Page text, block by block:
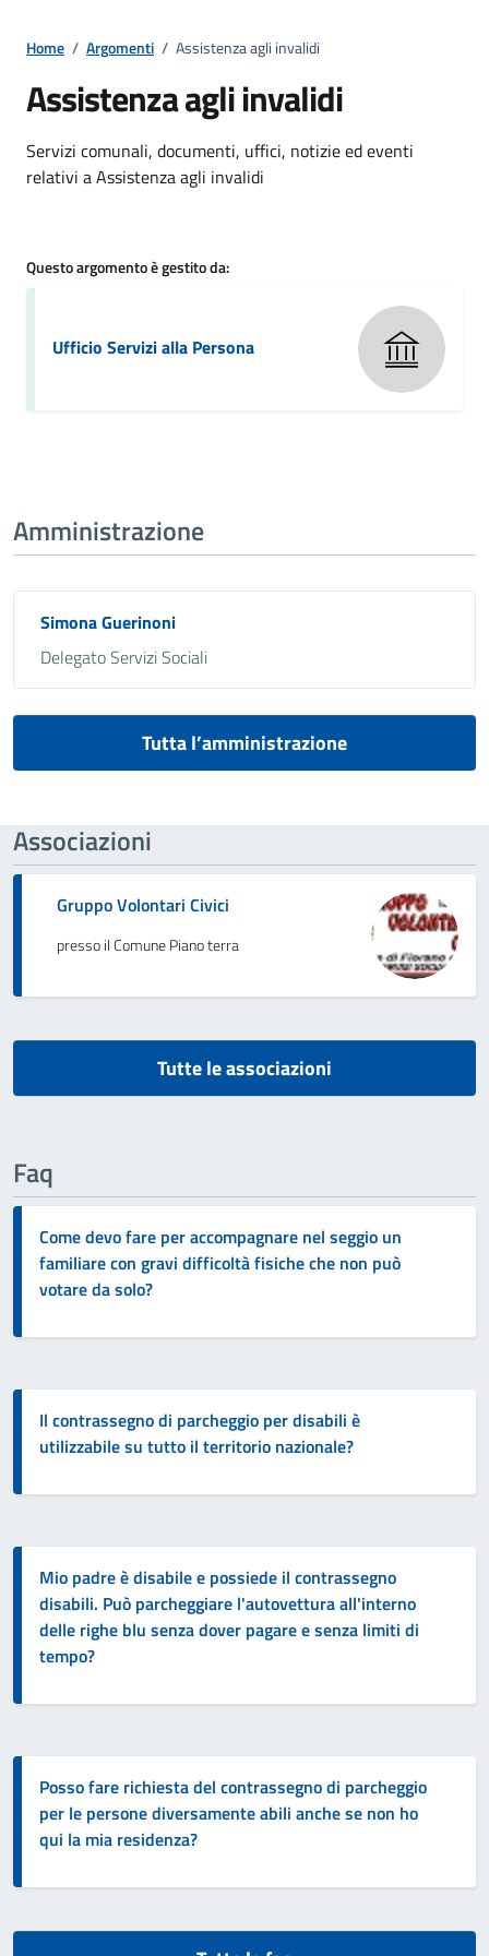
Home / Argomenti / Assistenza agli invalidi
Assistenza agli invalidi
Dettagli della notizia
Servizi comunali, documenti, uffici, notizie ed eventi
relativi a Assistenza agli invalidi
Questo argomento è gestito da:
Ufficio Servizi alla Persona
Amministrazione
Simona Guerinoni
Delegato Servizi Sociali
Tutta l’amministrazione
Associazioni
Gruppo Volontari Civici
presso il Comune Piano terra
Tutte le associazioni
Faq
Come devo fare per accompagnare nel seggio un
familiare con gravi difficoltà fisiche che non può
votare da solo?
Il contrassegno di parcheggio per disabili è
utilizzabile su tutto il territorio nazionale?
Mio padre è disabile e possiede il contrassegno
disabili. Può parcheggiare l'autovettura all'interno
delle righe blu senza dover pagare e senza limiti di
tempo?
Posso fare richiesta del contrassegno di parcheggio
per le persone diversamente abili anche se non ho
qui la mia residenza?